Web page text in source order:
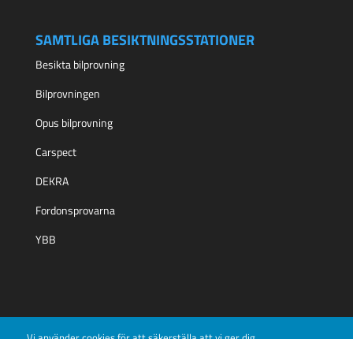
SAMTLIGA BESIKTNINGSSTATIONER
Besikta bilprovning
Bilprovningen
Opus bilprovning
Carspect
DEKRA
Fordonsprovarna
YBB